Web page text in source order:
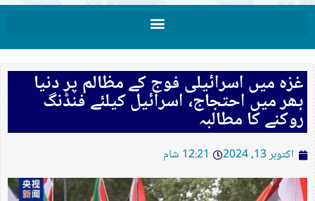
غزہ میں اسرائیلی فوج کے مظالم پر دنیا
بھر میں احتجاج، اسرائیل کیلئے فنڈنگ
روکنے کا مطالبہ
اکتوبر 13, 2024 12:21 شام